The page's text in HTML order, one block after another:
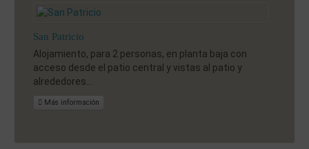
San Patricio
Alojamiento, para 2 personas, en planta baja con
acceso desde el patio central y vistas al patio y
alrededores...
Más información